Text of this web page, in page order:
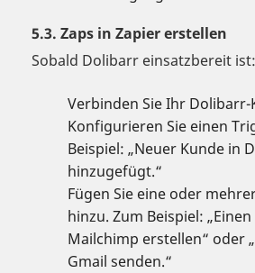
5.3. Zaps in Zapier erstellen
Sobald Dolibarr einsatzbereit ist:
Verbinden Sie Ihr
Konfigurieren Sie einen
Beispiel: „Neuer Kunde in
hinzugefügt.“
Fügen Sie eine oder
hinzu. Zum Beispiel:
Mailchimp erstellen“ oder
Gmail senden.“